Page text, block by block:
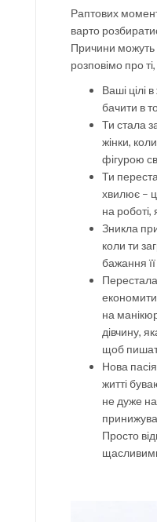
Раптових
варто
Причини можуть
розповімо про
Ваші цілі
бачити в
Ти стала
жінки,
фігурою
Ти
хвилює –
на роботі,
Зникла
коли ти
бажання
на
дівчину,
щоб
Нова
житті
не дуже
Просто